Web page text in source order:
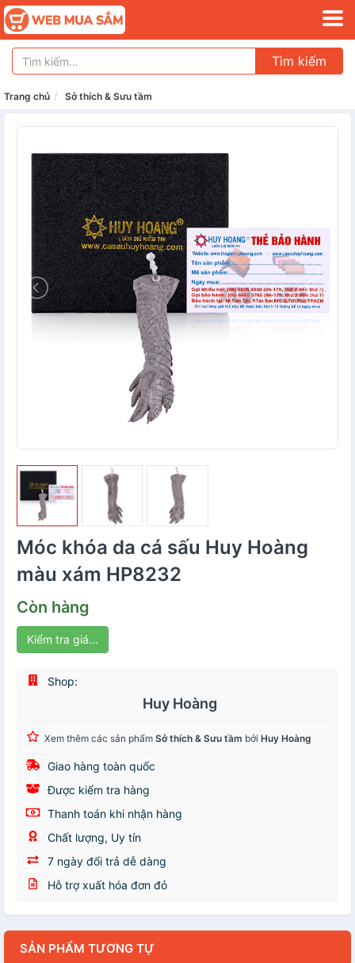
Tìm kiếm
Trang chủ Sở thích & Sưu tầm
Móc khóa da cá sấu Huy Hoàng
màu xám HP8232
Còn hàng
Kiểm tra giá...
Shop:
Huy Hoàng
Xem thêm các sản phẩm Sở thích & Sưu tầm bởi Huy Hoàng
Giao hàng toàn quốc
Được kiểm tra hàng
Thanh toán khi nhận hàng
Chất lượng, Uy tín
7 ngày đổi trả dễ dàng
Hỗ trợ xuất hóa đơn đỏ
SẢN PHẨM TƯƠNG TỰ